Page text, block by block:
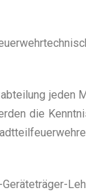
jeden
die